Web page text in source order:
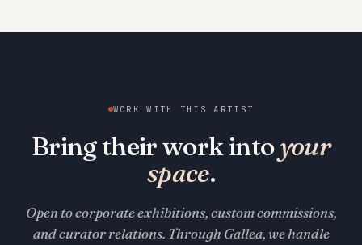
WORK WITH THIS ARTIST
Bring their work intoyour
space.
Open to corporate exhibitions, custom commissions,
and curator relations. Through Gallea, we handle